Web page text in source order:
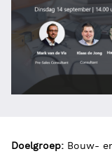
Doelgroep: Bouw-